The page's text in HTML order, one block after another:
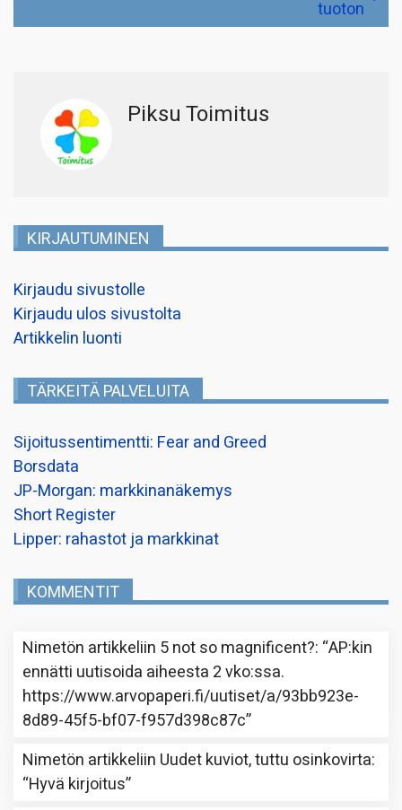
tuoton
Piksu Toimitus
KIRJAUTUMINEN
Kirjaudu sivustolle
Kirjaudu ulos sivustolta
Artikkelin luonti
TÄRKEITÄ PALVELUITA
Sijoitussentimentti: Fear and Greed
Borsdata
JP-Morgan: markkinanäkemys
Short Register
Lipper: rahastot ja markkinat
KOMMENTIT
Nimetön artikkeliin 5 not so magnificent?: “AP:kin
ennätti uutisoida aiheesta 2 vko:ssa.
https://www.arvopaperi.fi/uutiset/a/93bb923e-
8d89-45f5-bf07-f957d398c87c”
Nimetön artikkeliin Uudet kuviot, tuttu osinkovirta:
“Hyvä kirjoitus”